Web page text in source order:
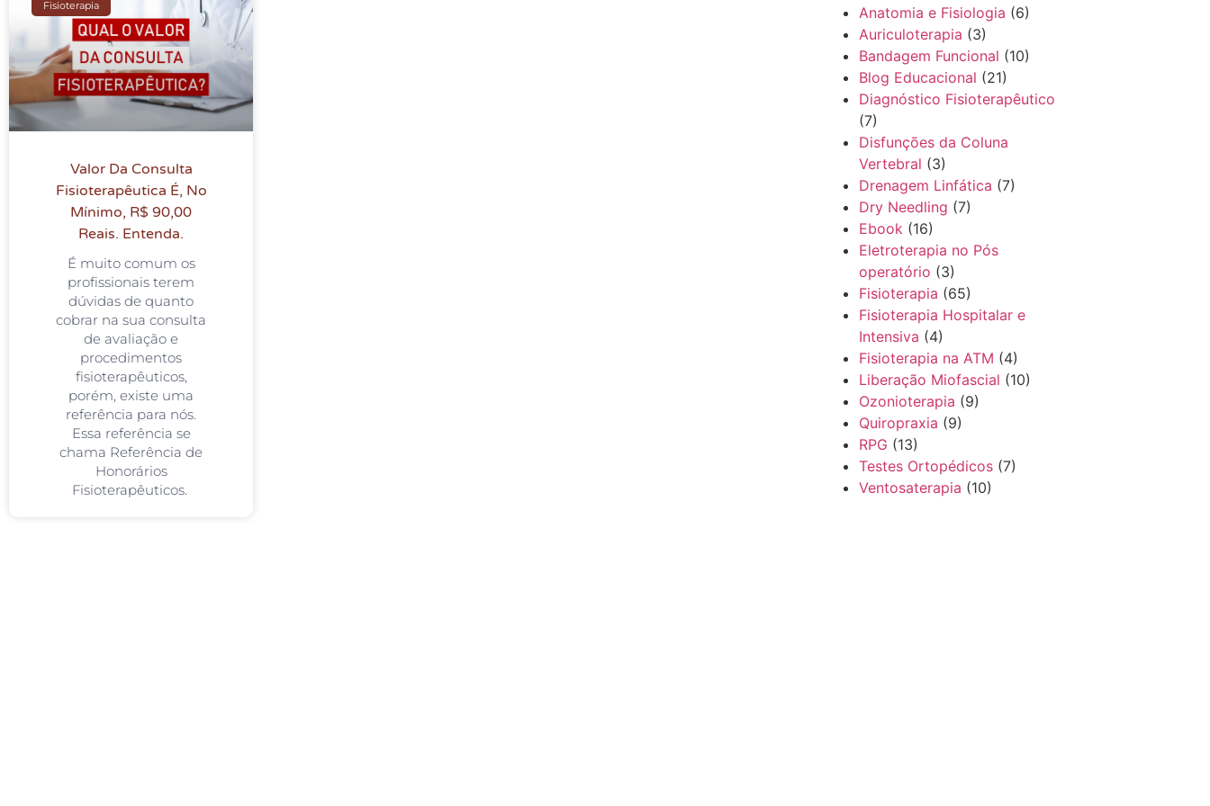
Fisioterapia
Valor Da Consulta
Fisioterapêutica É, No
Mínimo, R$ 90,00
Reais. Entenda.
É muito comum os
profissionais terem
dúvidas de quanto
cobrar na sua consulta
de avaliação e
procedimentos
fisioterapêuticos,
porém, existe uma
referência para nós.
Essa referência se
chama Referência de
Honorários
Fisioterapêuticos.
Anatomia e Fisiologia (6)
Auriculoterapia (3)
Bandagem Funcional (10)
Blog Educacional (21)
Diagnóstico Fisioterapêutico
(7)
Disfunções da Coluna
Vertebral (3)
Drenagem Linfática (7)
Dry Needling (7)
Ebook (16)
Eletroterapia no Pós
operatório (3)
Fisioterapia (65)
Fisioterapia Hospitalar e
Intensiva (4)
Fisioterapia na ATM (4)
Liberação Miofascial (10)
Ozonioterapia (9)
Quiropraxia (9)
RPG (13)
Testes Ortopédicos (7)
Ventosaterapia (10)